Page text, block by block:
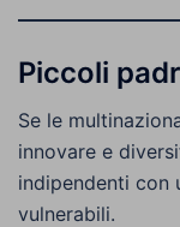
Piccoli
Se le
innovare e
indipendenti con
vulnerabili.